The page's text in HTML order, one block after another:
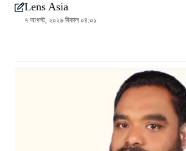
Lens Asia
৭ আগস্ট, ২০২৬ বিকাল ০৪:০১